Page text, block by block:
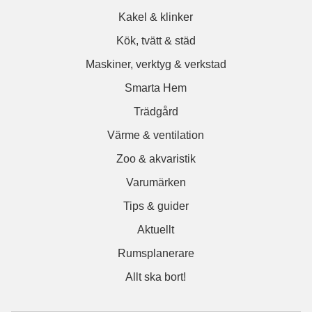
Kakel & klinker
Kök, tvätt & städ
Maskiner, verktyg & verkstad
Smarta Hem
Trädgård
Värme & ventilation
Zoo & akvaristik
Varumärken
Tips & guider
Aktuellt
Rumsplanerare
Allt ska bort!